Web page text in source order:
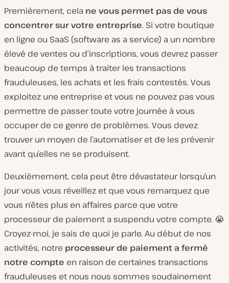
Premièrement, cela ne vous permet pas de vous
concentrer sur votre entreprise. Si votre boutique
en ligne ou SaaS (software as a service) a un nombre
élevé de ventes ou d’inscriptions, vous devrez passer
beaucoup de temps à traiter les transactions
frauduleuses, les achats et les frais contestés. Vous
exploitez une entreprise et vous ne pouvez pas vous
permettre de passer toute votre journée à vous
occuper de ce genre de problèmes. Vous devez
trouver un moyen de l’automatiser et de les prévenir
avant qu’elles ne se produisent.
Deuxièmement, cela peut être dévastateur lorsqu’un
jour vous vous réveillez et que vous remarquez que
vous n’êtes plus en affaires parce que votre
processeur de paiement a suspendu votre compte. 😭
Croyez-moi, je sais de quoi je parle. Au début de nos
activités, notre processeur de paiement a fermé
notre compte en raison de certaines transactions
frauduleuses et nous nous sommes soudainement